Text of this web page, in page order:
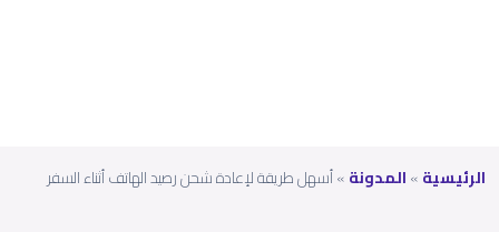
الرئيسية»المدونة»أسهل طريقة لإعادة شحن رصيد الهاتف أثناء السفر